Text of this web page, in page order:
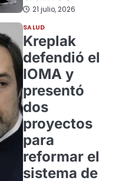
21 julio, 2026
SALUD
Kreplak
defendió el
IOMA y
presentó
dos
proyectos
para
reformar el
sistema de